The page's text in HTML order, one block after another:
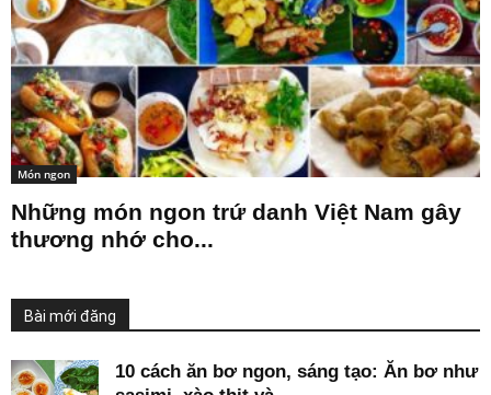
Món ngon
Những món ngon trứ danh Việt Nam gây
thương nhớ cho...
Bài mới đăng
10 cách ăn bơ ngon, sáng tạo: Ăn bơ như